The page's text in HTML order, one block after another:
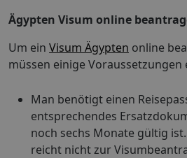
Ägypten Visum online
Um ein Visum Ägypten online
müssen einige Voraussetzungen
Man benötigt einen
entsprechendes
noch sechs Monate gültig
reicht nicht zur